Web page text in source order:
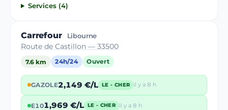
Services (4)
Carrefour Libourne
Route de Castillon — 33500
7.6 km 24h/24 Ouvert
GAZOLE2,149 €/L LE - CHER il y a 8 h
E101,969 €/L LE - CHER il y a 8 h